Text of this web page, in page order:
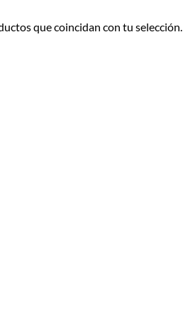
que coincidan con tu selección.